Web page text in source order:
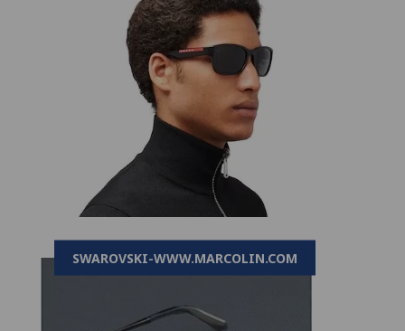
SWAROVSKI-WWW.MARCOLIN.COM